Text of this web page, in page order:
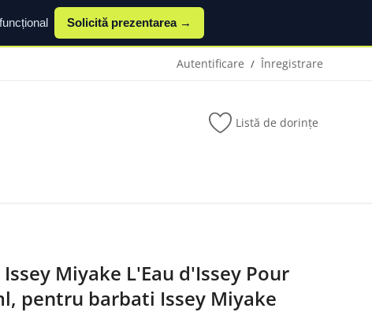
Solicită prezentarea →
Autentificare / Înregistrare
Listă de dorințe
Miyake L'Eau d'Issey Pour
pentru barbati Issey Miyake